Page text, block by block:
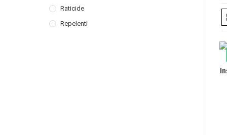
Raticide
Repelenti